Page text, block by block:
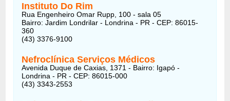
Instituto Do Rim
Rua Engenheiro Omar Rupp, 100 - sala 05
Bairro: Jardim Londrilar - Londrina - PR - CEP: 86015-
360
(43) 3376-9100
Nefroclínica Serviços Médicos
Avenida Duque de Caxias, 1371 - Bairro: Igapó -
Londrina - PR - CEP: 86015-000
(43) 3343-2553